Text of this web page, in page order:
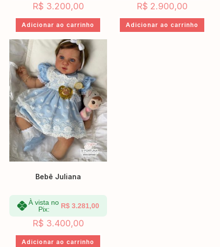
R$ 3.200,00
Adicionar ao carrinho
R$ 2.900,00
Adicionar ao carrinho
Bebê Juliana
À vista no
Pix:
R$3.281,00
R$ 3.400,00
Adicionar ao carrinho